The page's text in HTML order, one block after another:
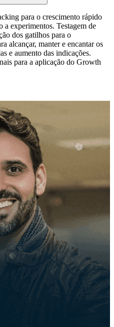
para o crescimento rápido
experimentos. Testagem de
dos gatilhos para o
alcançar, manter e encantar os
e aumento das indicações.
para a aplicação do Growth